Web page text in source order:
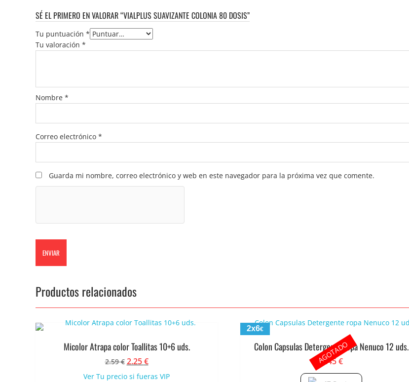
SÉ EL PRIMERO EN VALORAR “VIALPLUS SUAVIZANTE COLONIA 80 DOSIS”
Tu puntuación *
Tu valoración *
Nombre *
Correo electrónico *
Guarda mi nombre, correo electrónico y web en este navegador para la próxima vez que comente.
Productos relacionados
Micolor Atrapa color Toallitas 10+6 uds.
2.59€ El
precio
2.25€El
precio
Ver Tu precio si fueras VIP
2x6€
Colon Capsulas Detergente ropa Nenuco 12 uds.
3.45€
AGOTADO